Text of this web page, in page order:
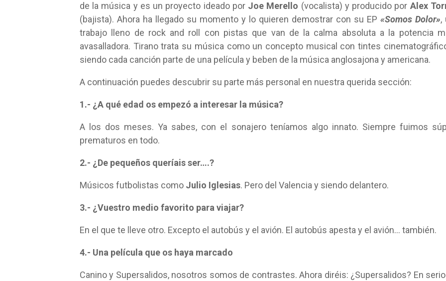
de la música y es un proyecto ideado por Joe Merello (vocalista) y producido por Alex
(bajista). Ahora ha llegado su momento y lo quieren demostrar con su EP «Somos Dolor»,
trabajo lleno de rock and roll con pistas que van de la calma absoluta a la potencia
avasalladora. Tirano trata su música como un concepto musical con tintes
siendo cada canción parte de una película y beben de la música anglosajona y americana.
A continuación puedes descubrir su parte más personal en nuestra querida sección:
1.- ¿A qué edad os empezó a interesar la música?
A los dos meses. Ya sabes, con el sonajero teníamos algo innato. Siempre fuimos
prematuros en todo.
2.- ¿De pequeños queríais ser….?
Músicos futbolistas como Julio Iglesias. Pero del Valencia y siendo delantero.
3.- ¿Vuestro medio favorito para viajar?
En el que te lleve otro. Excepto el autobús y el avión. El autobús apesta y el avión… también.
4.- Una película que os haya marcado
Canino y Supersalidos, nosotros somos de contrastes. Ahora diréis: ¿Supersalidos? En